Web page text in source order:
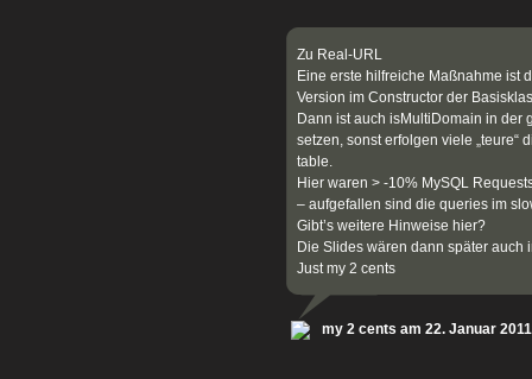
Zu Real-URL
Eine erste hilfreiche Maßnahme ist
Version im Constructor der
Dann ist auch isMultiDomain in der
setzen, sonst erfolgen viele „teure“
table.
Hier waren > -10% MySQL
– aufgefallen sind die queries im
Gibt’s weitere Hinweise hier?
Die Slides wären dann später auch
Just my 2 cents
my 2 cents am 22. Januar